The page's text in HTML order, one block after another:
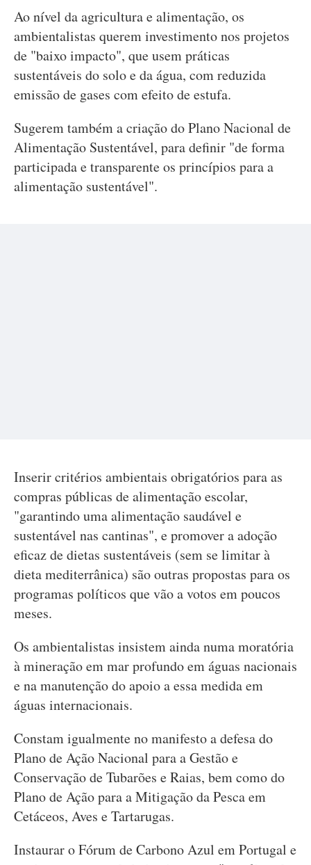
Ao nível da agricultura e alimentação, os
ambientalistas querem investimento nos projetos
de "baixo impacto", que usem práticas
sustentáveis do solo e da água, com reduzida
emissão de gases com efeito de estufa.
Sugerem também a criação do Plano Nacional de
Alimentação Sustentável, para definir "de forma
participada e transparente os princípios para a
alimentação sustentável".
Inserir critérios ambientais obrigatórios para as
compras públicas de alimentação escolar,
"garantindo uma alimentação saudável e
sustentável nas cantinas", e promover a adoção
eficaz de dietas sustentáveis (sem se limitar à
dieta mediterrânica) são outras propostas para os
programas políticos que vão a votos em poucos
meses.
Os ambientalistas insistem ainda numa moratória
à mineração em mar profundo em águas nacionais
e na manutenção do apoio a essa medida em
águas internacionais.
Constam igualmente no manifesto a defesa do
Plano de Ação Nacional para a Gestão e
Conservação de Tubarões e Raias, bem como do
Plano de Ação para a Mitigação da Pesca em
Cetáceos, Aves e Tartarugas.
Instaurar o Fórum de Carbono Azul em Portugal e